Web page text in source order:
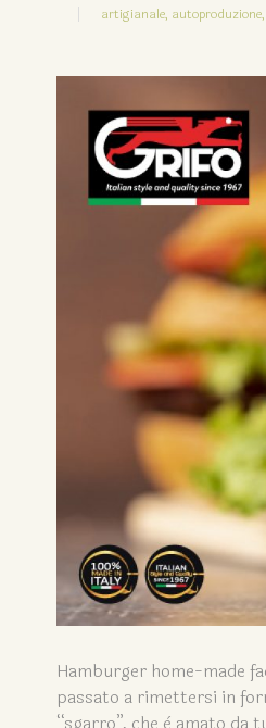
artigianale, autoproduzione,
Hamburger home-made
passato a rimettersi in